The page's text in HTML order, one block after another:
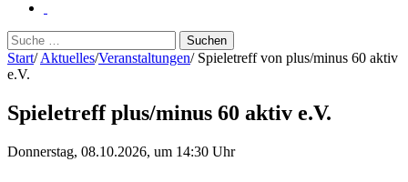
Suchen
nach:
Start/ Aktuelles/Veranstaltungen/ Spieletreff von plus/minus 60 aktiv
e.V.
Spieletreff plus/minus 60 aktiv e.V.
Donnerstag, 08.10.2026, um 14:30 Uhr